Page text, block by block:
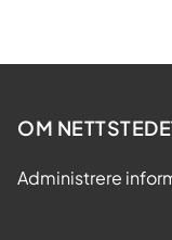
OM
Administrere